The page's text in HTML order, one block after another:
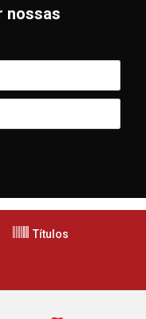
nossas
Títulos